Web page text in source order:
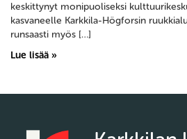
keskittynyt monipuoliseksi
kasvaneelle Karkkila-Högforsin
runsaasti myös […]
Lue lisää »